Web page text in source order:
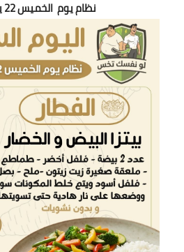
نظام يوم الخميس 22 يناير 2026